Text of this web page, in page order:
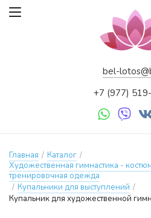
bel-
+7 (977)
Главная / Каталог /
Художественная гимнастика -
тренировочная одежда
/ Купальники для выступлений /
Купальник для художественной